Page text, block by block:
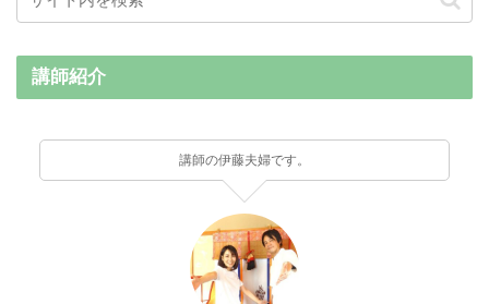
講師紹介
講師の伊藤夫婦です。